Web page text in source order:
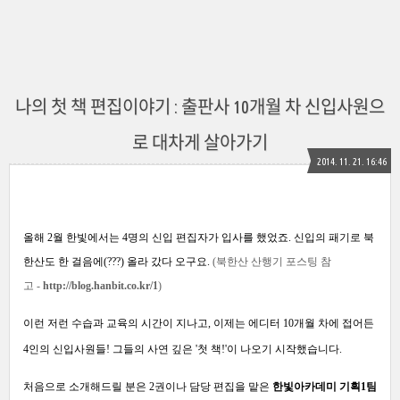
나의 첫 책 편집이야기 : 출판사 10개월 차 신입사원으
로 대차게 살아가기
2014. 11. 21. 16:46
올해 2월 한빛에서는 4명의 신입 편집자가 입사를 했었죠. 신입의 패기로 북
한산도 한 걸음에(???) 올라 갔다 오구요. (북한산 산행기 포스팅 참
고 - http://blog.hanbit.co.kr/1)
이런 저런 수습과 교육의 시간이 지나고, 이제는 에디터 10개월 차에 접어든
4인의 신입사원들! 그들의 사연 깊은 '첫 책!'이 나오기 시작했습니다.
처음으로 소개해드릴 분은 2권이나 담당 편집을 맡은 한빛아카데미 기획1팀